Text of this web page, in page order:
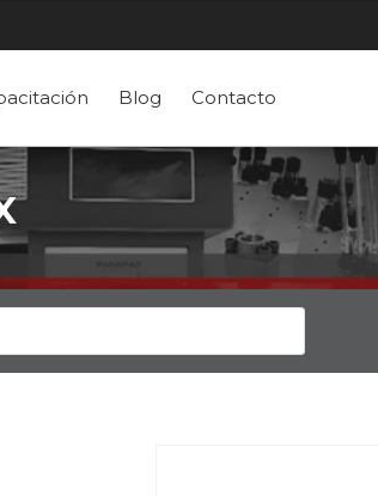
Blog Contacto